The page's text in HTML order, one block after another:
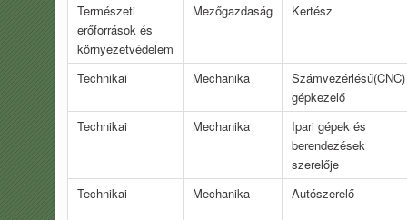
Természeti
erőforrások és
környezetvédelem
Mezőgazdaság Kertész
Technikai Mechanika
Számvezérlésű(CNC)
gépkezelő
Technikai
Mechanika
Ipari gépek és
berendezések
szerelője
Technikai
Mechanika Autószerelő